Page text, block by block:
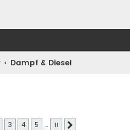
Dampf & Diesel
11
3 4 5 … 11